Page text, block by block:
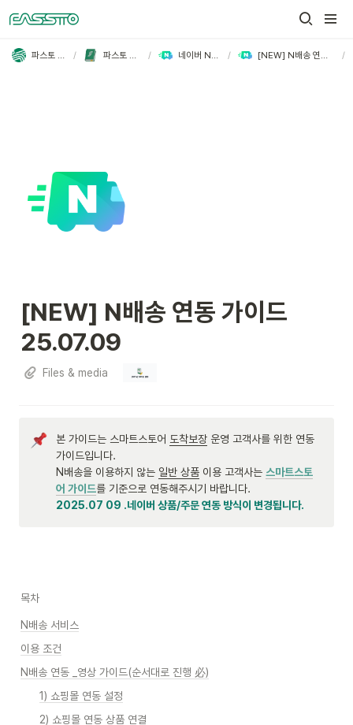
파스토 FASSTO / 파스토 사용 가이드 / 네이버 N배송 가이드 / [NEW] N배송 연동 가이드 25.07.09 /
[NEW] N배송 연동 가이드
25.07.09
Files & media
본 가이드는 스마트스토어 도착보장 운영 고객사를 위한 연동
가이드입니다.
N배송을 이용하지 않는 일반 상품 이용 고객사는 스마트스토
어 가이드
2025.07 09 .네이버 상품/주문 연동 방식이 변경됩니다.
목차
N배송 서비스
이용 조건
N배송 연동 _영상 가이드(순서대로 진행 必)
1) 쇼핑몰 연동 설정
2) 쇼핑몰 연동 상품 연결